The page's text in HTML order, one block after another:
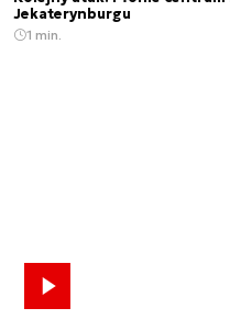
Jekaterynburgu
1 min.